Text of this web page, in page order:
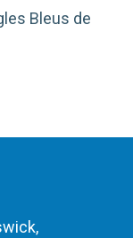
Bleus de